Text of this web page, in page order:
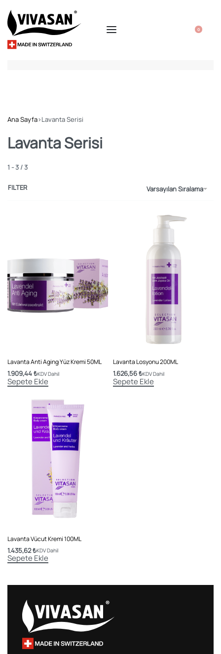
0
Ana Sayfa›Lavanta Serisi
Lavanta Serisi
1 -3/3
Varsayılan Sıralama
FILTER
Lavanta Anti Aging Yüz Kremi 50ML
1.909,44₺KDV Dahil
Sepete Ekle
Lavanta Losyonu 200ML
1.626,56₺KDV Dahil
Sepete Ekle
Lavanta Vücut Kremi 100ML
1.435,62₺KDV Dahil
Sepete Ekle